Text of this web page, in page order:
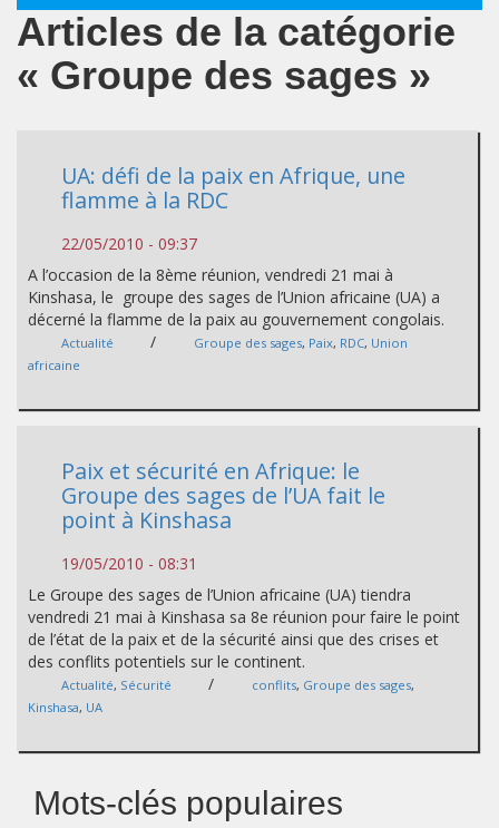
Articles de la catégorie
« Groupe des sages »
UA: défi de la paix en Afrique, une
flamme à la RDC
22/05/2010 - 09:37
A l’occasion de la 8ème réunion, vendredi 21 mai à
Kinshasa, le groupe des sages de l’Union africaine (UA) a
décerné la flamme de la paix au gouvernement congolais.
Actualité / Groupe des sages, Paix, RDC, Union
africaine
Paix et sécurité en Afrique: le
Groupe des sages de l’UA fait le
point à Kinshasa
19/05/2010 - 08:31
Le Groupe des sages de l’Union africaine (UA) tiendra
vendredi 21 mai à Kinshasa sa 8e réunion pour faire le point
de l’état de la paix et de la sécurité ainsi que des crises et
des conflits potentiels sur le continent.
Actualité, Sécurité / conflits, Groupe des sages,
Kinshasa, UA
Mots-clés populaires